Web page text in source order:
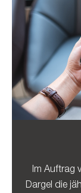
Im Auftrag
Dargel die